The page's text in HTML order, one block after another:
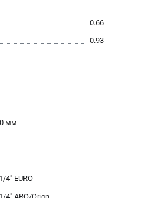
данных
(УШМ)
0.66
0.93
мм
4" EURO